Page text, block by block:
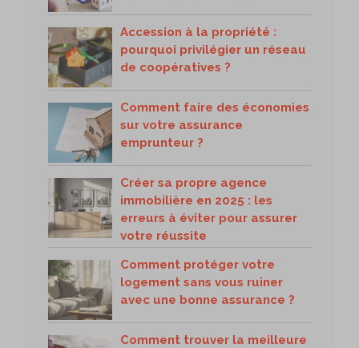
Accession à la propriété :
pourquoi privilégier un réseau
de coopératives ?
Comment faire des économies
sur votre assurance
emprunteur ?
Créer sa propre agence
immobilière en 2025 : les
erreurs à éviter pour assurer
votre réussite
Comment protéger votre
logement sans vous ruiner
avec une bonne assurance ?
Comment trouver la meilleure